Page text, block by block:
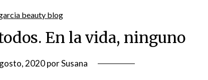
En la vida, ninguno
2020porSusana